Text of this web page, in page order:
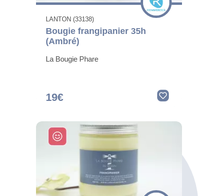
LANTON (33138)
Bougie frangipanier 35h
(Ambré)
La Bougie Phare
19€